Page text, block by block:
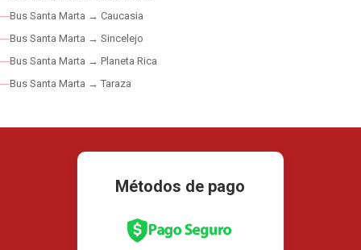
Bus Santa Marta → Caucasia
Bus Santa Marta → Sincelejo
Bus Santa Marta → Planeta Rica
Bus Santa Marta → Taraza
Métodos de pago